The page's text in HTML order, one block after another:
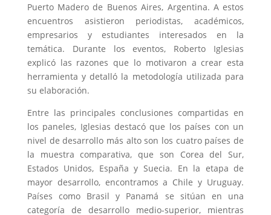
Puerto Madero de Buenos Aires, Argentina. A estos
encuentros asistieron periodistas, académicos,
empresarios y estudiantes interesados en la
temática. Durante los eventos, Roberto Iglesias
explicó las razones que lo motivaron a crear esta
herramienta y detalló la metodología utilizada para
su elaboración.
Entre las principales conclusiones compartidas en
los paneles, Iglesias destacó que los países con un
nivel de desarrollo más alto son los cuatro países de
la muestra comparativa, que son Corea del Sur,
Estados Unidos, España y Suecia. En la etapa de
mayor desarrollo, encontramos a Chile y Uruguay.
Países como Brasil y Panamá se sitúan en una
categoría de desarrollo medio-superior, mientras